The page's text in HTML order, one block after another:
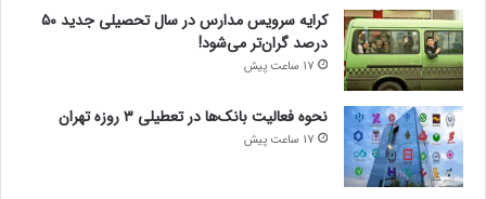
کرایه سرویس مدارس در سال تحصیلی جدید ۵۰
درصد گران‌تر می‌شود!
17 ساعت پیش
نحوه فعالیت بانک‌ها در تعطیلی ۳ روزه تهران
17 ساعت پیش